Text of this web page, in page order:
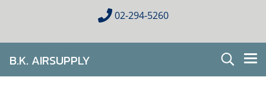
02-294-5260
B.K. AIRSUPPLY